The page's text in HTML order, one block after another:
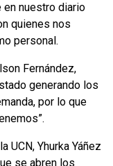
nuestro diario
quienes nos
personal.
Fernández,
generando los
por lo que
UCN, Yhurka Yáñez
se abren los